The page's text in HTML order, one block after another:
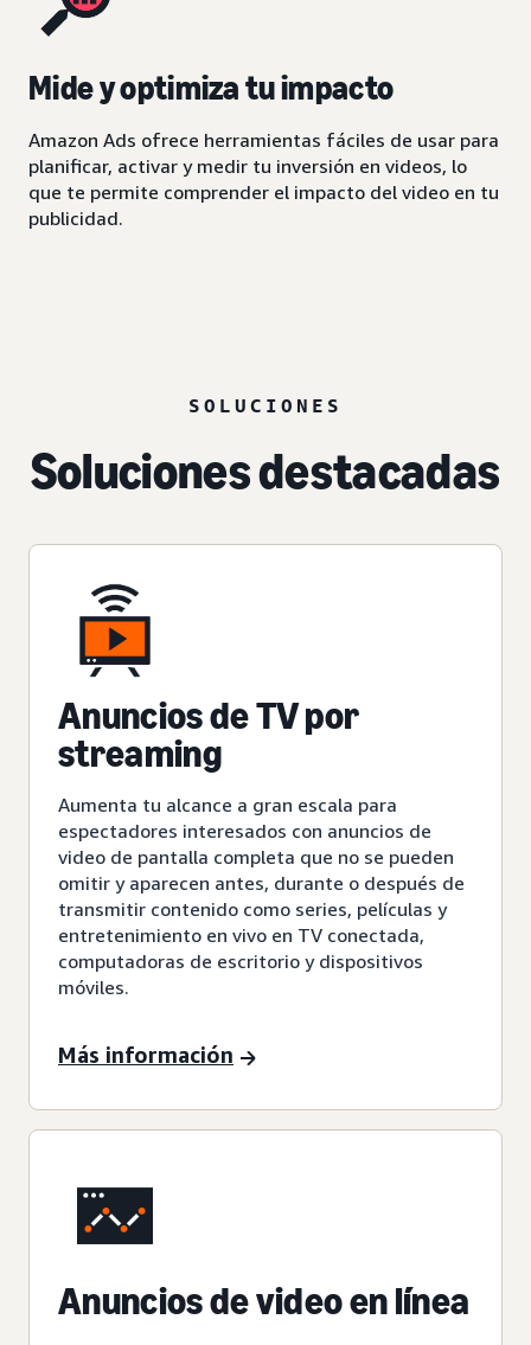
Mide y optimiza tu impacto
Amazon Ads ofrece herramientas fáciles de usar para
planificar, activar y medir tu inversión en videos, lo
que te permite comprender el impacto del video en tu
publicidad.
SOLUCIONES
Soluciones destacadas
Anuncios de TV por
streaming
Aumenta tu alcance a gran escala para
espectadores interesados con anuncios de
video de pantalla completa que no se pueden
omitir y aparecen antes, durante o después de
transmitir contenido como series, películas y
entretenimiento en vivo en TV conectada,
computadoras de escritorio y dispositivos
móviles.
Más información
Anuncios de video en línea